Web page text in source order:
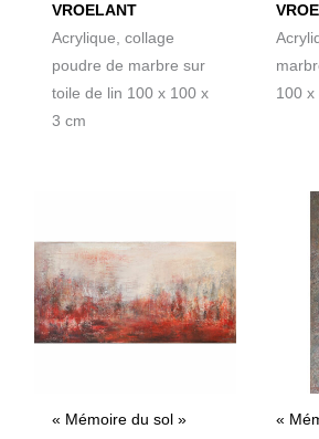
VROELANT
Acrylique, collage
poudre de marbre sur
toile de lin 100 x 100 x
3 cm
100 x
« Mémoire du sol » «